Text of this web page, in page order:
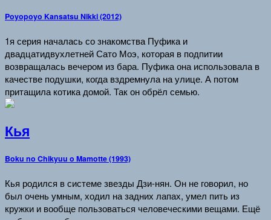
Poyopoyo Kansatsu Nikki (2012)
1я серия началась со знакомства Пуфика и
двадцатидвухлетней Сато Моэ, которая в подпитии
возвращалась вечером из бара. Пуфика она использовала в
качестве подушки, когда вздремнула на улице. А потом
притащила котика домой. Так он обрёл семью.
Кья
Boku no Chikyuu o Mamotte (1993)
Кья родился в системе звезды Дзи-нян. Он не говорил, но
был очень умным, ходил на задних лапах, умел пить из
кружки и вообще пользоваться человеческими вещами. Ещё